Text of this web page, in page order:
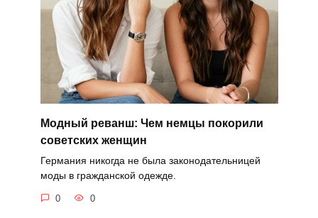
Модный реванш: Чем немцы покорили
советских женщин
Германия никогда не была законодательницей
моды в гражданской одежде.
0 0